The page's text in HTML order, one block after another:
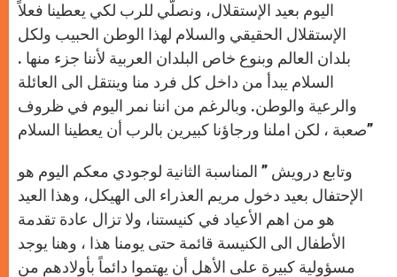
اليوم بعيد الإستقلال، ونصلّي للرب لكي يعطينا فعلاً
الإستقلال الحقيقي والسلام لهذا الوطن الحبيب ولكل
بلدان العالم وبنوع خاص البلدان العربية لأننا جزء منها .
السلام يبدأ من داخل كل فرد منا وينتقل الى العائلة
والرعية والوطن. وبالرغم من اننا نمر اليوم في ظروف
صعبة ، لكن املنا ورجاؤنا كبيرين بالرب أن يعطينا السلام”
وتابع درويش ” المناسبة الثانية لوجودي معكم اليوم هو
الإحتفال بعيد دخول مريم العذراء الى الهيكل، وهذا العيد
هو من اهم الأعياد في كنيستنا، ولا تزال عادة تقدمة
الأطفال الى الكنيسة قائمة حتى يومنا هذا ، وهنا يوجد
مسؤولية كبيرة على الأهل أن يهتموا دائماً بأولادهم من